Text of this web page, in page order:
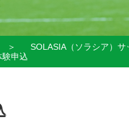
＞
SOLASIA（ソラシア）サ
験申込